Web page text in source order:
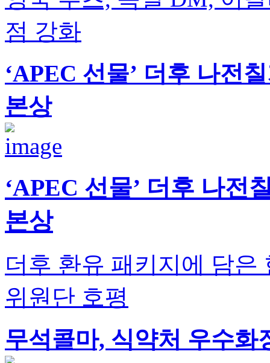
점 강화
‘APEC 선물’ 더후 나전
본상
‘APEC 선물’ 더후 나전
본상
더후 환유 패키지에 담
위원단 호평
무석콜마, 식약처 우수화